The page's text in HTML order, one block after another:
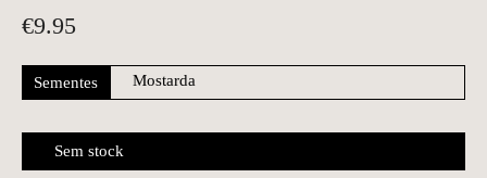
€9.95
Sementes
Sem stock